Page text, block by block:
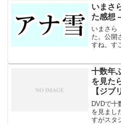
のかもし
い。やっ
いまさ
た感想
いまさら
た。公開
すね。す
もディズ
し、女
十数年
を見た
【ジブ
DVDで十
を見まし
すがスタ